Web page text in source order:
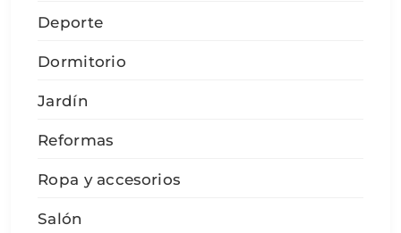
Deporte
Dormitorio
Jardín
Reformas
Ropa y accesorios
Salón